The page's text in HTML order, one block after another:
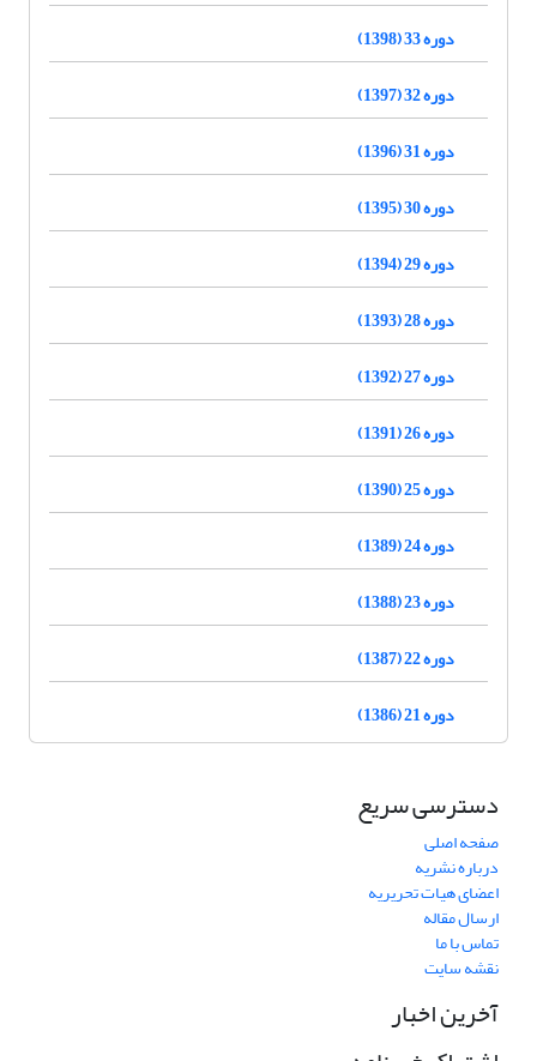
دوره 33 (1398)
دوره 32 (1397)
دوره 31 (1396)
دوره 30 (1395)
دوره 29 (1394)
دوره 28 (1393)
دوره 27 (1392)
دوره 26 (1391)
دوره 25 (1390)
دوره 24 (1389)
دوره 23 (1388)
دوره 22 (1387)
دوره 21 (1386)
دسترسی سریع
صفحه اصلی
درباره نشریه
اعضای هیات تحریریه
ارسال مقاله
تماس با ما
نقشه سایت
آخرین اخبار